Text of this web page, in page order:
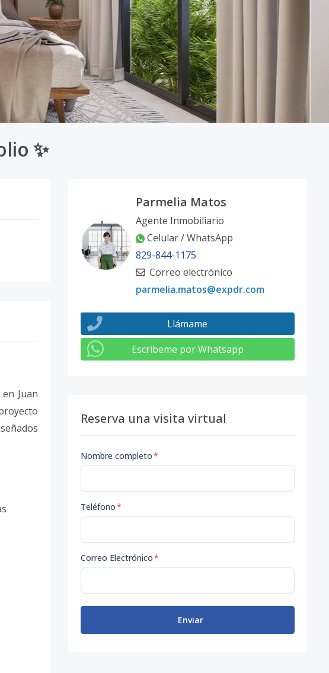
✨
Juan
Parmelia Matos
Agente Inmobiliario
Celular / WhatsApp
829-844-1175
Correo electrónico
parmelia.matos@expdr.com
Llámame
Escribeme por Whatsapp
Reserva una visita virtual
Nombre completo*
Teléfono*
Correo Electrónico*
Enviar